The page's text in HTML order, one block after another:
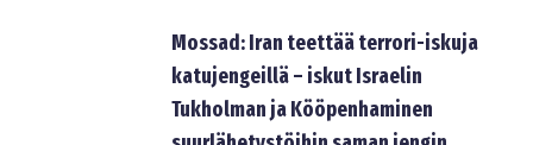
Mossad: Iran teettää terrori-iskuja
katujengeillä – iskut Israelin
Tukholman ja Kööpenhaminen